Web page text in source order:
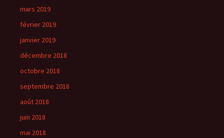
mars 2019
février 2019
janvier 2019
décembre 2018
octobre 2018
septembre 2018
août 2018
juin 2018
mai 2018